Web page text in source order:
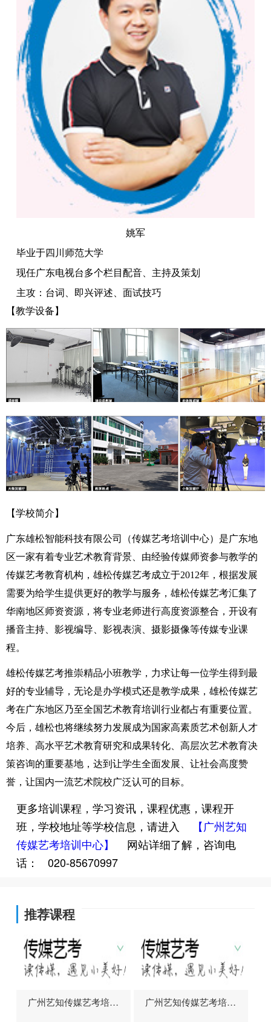
姚军
毕业于四川师范大学
现任广东电视台多个栏目配音、主持及策划
主攻：台词、即兴评述、面试技巧
【教学设备】
【学校简介】
广东雄松智能科技有限公司（传媒艺考培训中心）是广东地
区一家有着专业艺术教育背景、由经验传媒师资参与教学的
传媒艺考教育机构，雄松传媒艺考成立于2012年，根据发展
需要为给学生提供更好的教学与服务，雄松传媒艺考汇集了
华南地区师资资源，将专业老师进行高度资源整合，开设有
播音主持、影视编导、影视表演、摄影摄像等传媒专业课
程。
雄松传媒艺考推崇精品小班教学，力求让每一位学生得到最
好的专业辅导，无论是办学模式还是教学成果，雄松传媒艺
考在广东地区乃至全国艺术教育培训行业都占有重要位置。
今后，雄松也将继续努力发展成为国家高素质艺术创新人才
培养、高水平艺术教育研究和成果转化、高层次艺术教育决
策咨询的重要基地，达到让学生全面发展、让社会高度赞
誉，让国内一流艺术院校广泛认可的目标。
更多培训课程，学习资讯，课程优惠，课程开
班，学校地址等学校信息，请进入
【广州艺知
传媒艺考培训中心】
网站详细了解，咨询电
话：
020-85670997
推荐课程
广州艺知传媒艺考培训
广州艺知传媒艺考培训